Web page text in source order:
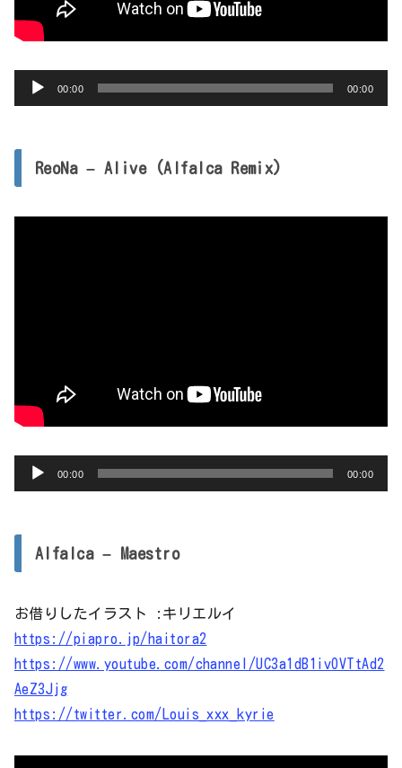
声
ー
00:00 00:00
ReoNa – Alive (Alfalca Remix)
声
ー
ー
00:00 00:00
Alfalca – Maestro
お借りしたイラスト :キリエルイ
https://piapro.jp/haitora2
https://www.youtube.com/channel/UC3a1dB1ivOVTtAd2
AeZ3Jjg
https://twitter.com/Louis_xxx_kyrie